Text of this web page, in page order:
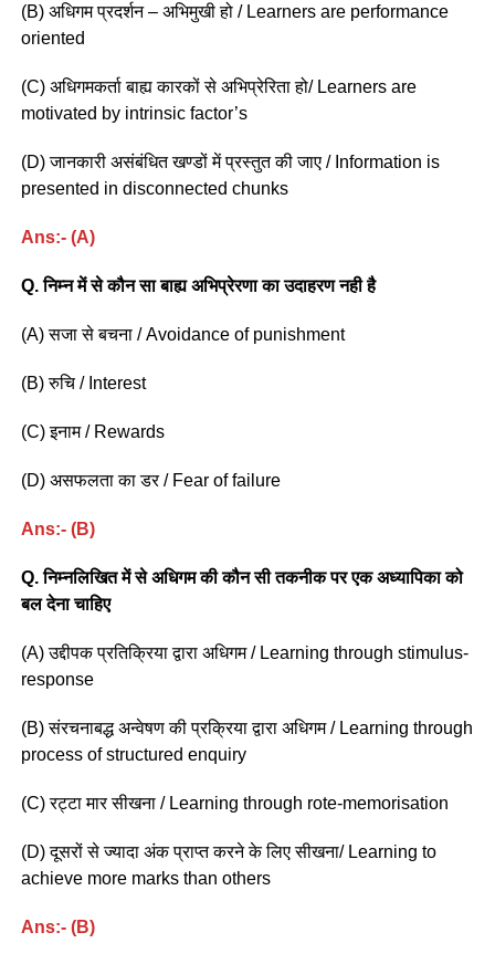
(B) अधिगम प्रदर्शन – अभिमुखी हो / Learners are performance
oriented
(C) अधिगमकर्ता बाह्य कारकों से अभिप्रेरिता हो/ Learners are
motivated by intrinsic factor’s
(D) जानकारी असंबंधित खण्डों में प्रस्तुत की जाए / Information is
presented in disconnected chunks
Ans:- (A)
Q. निम्न में से कौन सा बाह्य अभिप्रेरणा का उदाहरण नही है
(A) सजा से बचना / Avoidance of punishment
(B) रुचि / Interest
(C) इनाम / Rewards
(D) असफलता का डर / Fear of failure
Ans:- (B)
Q. निम्नलिखित में से अधिगम की कौन सी तकनीक पर एक अध्यापिका को
बल देना चाहिए
(A) उद्दीपक प्रतिक्रिया द्वारा अधिगम / Learning through stimulus-
response
(B) संरचनाबद्ध अन्वेषण की प्रक्रिया द्वारा अधिगम / Learning through
process of structured enquiry
(C) रट्टा मार सीखना / Learning through rote-memorisation
(D) दूसरों से ज्यादा अंक प्राप्त करने के लिए सीखना/ Learning to
achieve more marks than others
Ans:- (B)